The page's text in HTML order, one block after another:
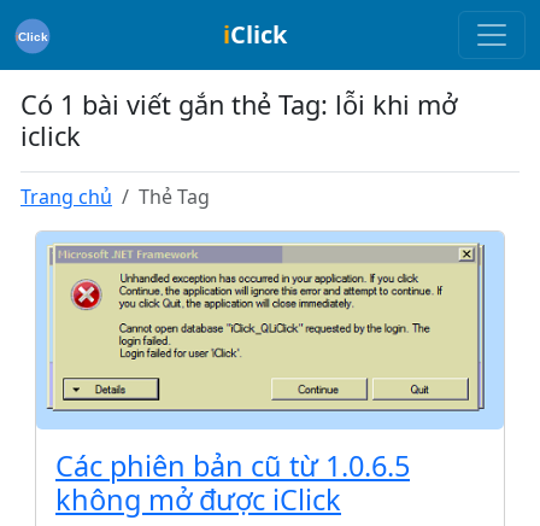
iClick
Có 1 bài viết gắn thẻ Tag: lỗi khi mở
iclick
Trang chủ Thẻ Tag
Các phiên bản cũ từ 1.0.6.5
không mở được iClick